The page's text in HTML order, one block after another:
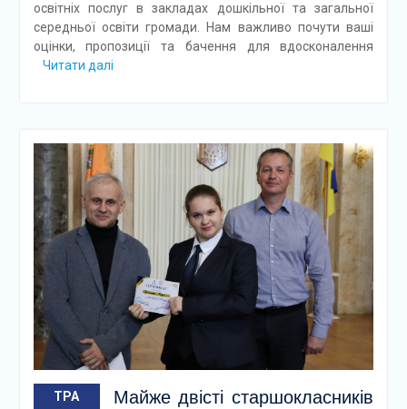
освітніх послуг в закладах дошкільної та загальної
середньої освіти громади. Нам важливо почути ваші
оцінки, пропозиції та бачення для вдосконалення
Читати далі
ТРА Майже двісті старшокласників